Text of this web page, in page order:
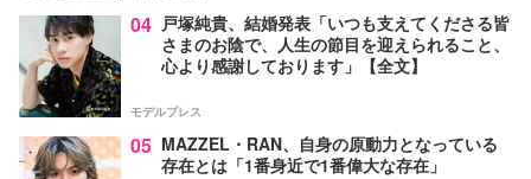
04 戸塚純貴、結婚発表「いつも支えてくださる皆
さまのお陰で、人生の節目を迎えられること、
心より感謝しております」【全文】
モデルプレス
05 MAZZEL・RAN、自身の原動力となっている
存在とは「1番身近で1番偉大な存在」